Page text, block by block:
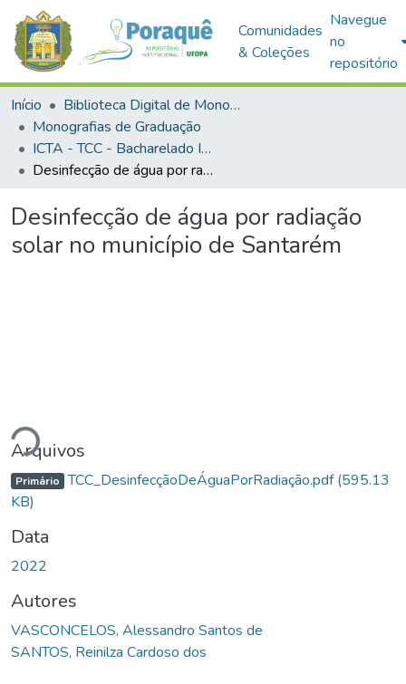
Comunidades
& Coleções
Navegue
no
repositório
Início
Biblioteca Digital de Monografias (BDM)
Monografias de Graduação
ICTA - TCC - Bacharelado Interdisciplinar em Ciência e Tecnologia das Águas
Desinfecção de água por radiação solar no município de Santarém
Desinfecção de água por radiação
solar no município de Santarém
Carregando...
Arquivos
Primário TCC_DesinfecçãoDeÁguaPorRadiação.pdf(595.13
KB)
Data
2022
Autores
VASCONCELOS, Alessandro Santos de
SANTOS, Reinilza Cardoso dos